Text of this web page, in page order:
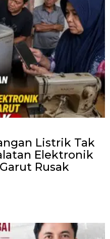
Listrik Tak
Elektronik
Rusak